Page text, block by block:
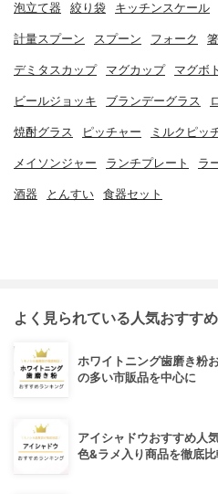
泡立て器 絞り袋 キッチンスケール
計量スプーン スプーン フォーク 箸
デミタスカップ マグカップ マグボ
ビールジョッキ ブランデーグラス
焼酎グラス ピッチャー ミルクピッ
メイソンジャー ランチプレート ラ
酒器 とんすい 食器セット
よく見られている人気おすす
ホワイトニング歯磨き粉
の多い市販品を中心に
アイシャドウおすすめ人
色&ラメ入り商品を徹底比